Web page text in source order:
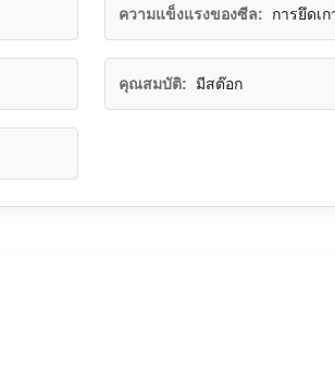
ความแข็งแรงของซีล: การยึดเ
คุณสมบัติ: มีสต๊อก